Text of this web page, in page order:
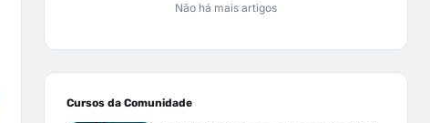
Não há mais artigos
Cursos da Comunidade